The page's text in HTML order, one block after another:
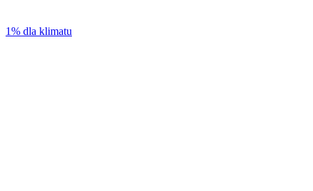
1% dla klimatu